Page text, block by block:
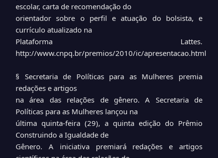
escolar, carta de recomendação do
orientador sobre o perfil e atuação do bolsista, e
currículo atualizado na
Plataforma Lattes.
http://www.cnpq.br/premios/2010/ic/apresentacao.html
§ Secretaria de Políticas para as Mulheres premia
redações e artigos
na área das relações de gênero. A Secretaria de
Políticas para as Mulheres lançou na
última quinta-feira (29), a quinta edição do Prêmio
Construindo a Igualdade de
Gênero. A iniciativa premiará redações e artigos